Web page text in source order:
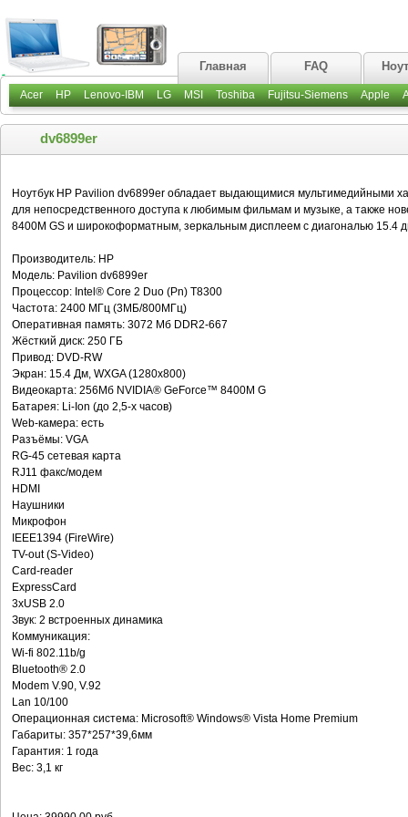
Главная FAQ
Acer HP Lenovo-IBM LG MSI Toshiba Fujitsu-Siemens Apple
dv6899er
Ноутбук HP Pavilion dv6899er обладает выдающимися мультимедийными
для непосредственного доступа к любимым фильмам и музыке, а также
8400M GS и широкоформатным, зеркальным дисплеем с диагональю 15.4
Производитель: HP
Модель: Pavilion dv6899er
Процессор: Intel® Core 2 Duo (Pn) T8300
Частота: 2400 МГц (3МБ/800МГц)
Оперативная память: 3072 Мб DDR2-667
Жёсткий диск: 250 ГБ
Привод: DVD-RW
Экран: 15.4 Дм, WXGA (1280х800)
Видеокарта: 256Мб NVIDIA® GeForce™ 8400M G
Батарея: Li-Ion (до 2,5-х часов)
Web-камера: есть
Разъёмы: VGA
RG-45 сетевая карта
RJ11 факс/модем
HDMI
Наушники
Микрофон
IEEE1394 (FireWire)
TV-out (S-Video)
Card-reader
ExpressCard
3хUSB 2.0
Звук: 2 встроенных динамика
Коммуникация:
Wi-fi 802.11b/g
Bluetooth® 2.0
Modem V.90, V.92
Lan 10/100
Операционная система: Microsoft® Windows® Vista Home Premium
Габариты: 357*257*39,6мм
Гарантия: 1 года
Вес: 3,1 кг